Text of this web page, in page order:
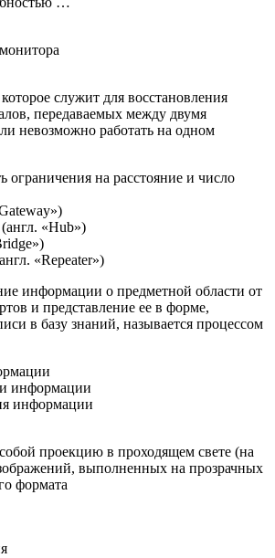
служит для восстановления
передаваемых между двумя
невозможно работать на одном
ограничения на расстояние и число
«Hub»)
«Repeater»)
информации о предметной области от
и представление ее в форме,
в базу знаний, называется процессом
информации
информации
проекцию в проходящем свете (на
выполненных на прозрачных
формата